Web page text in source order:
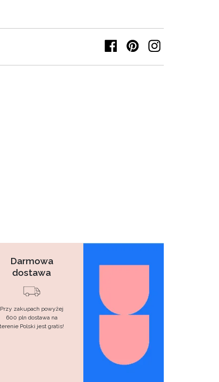
Darmowa
dostawa
Przy zakupach powyżej
600 pln dostawa na
terenie Polski jest gratis!